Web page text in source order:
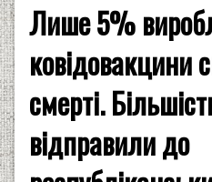
Лише 5%
ковідовакцини
смерті.
відправили до